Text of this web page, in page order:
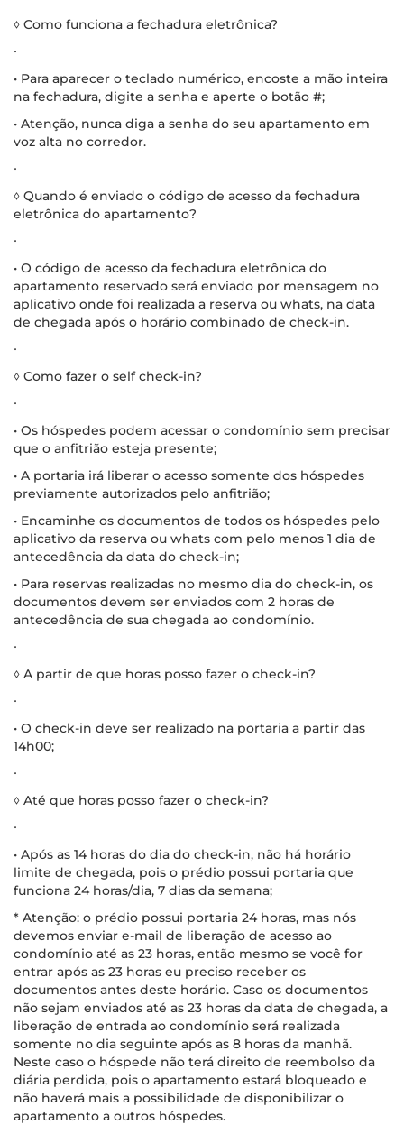
◊ Como funciona a fechadura eletrônica?
∙
• Para aparecer o teclado numérico, encoste a mão inteira
na fechadura, digite a senha e aperte o botão #;
• Atenção, nunca diga a senha do seu apartamento em
voz alta no corredor.
∙
◊ Quando é enviado o código de acesso da fechadura
eletrônica do apartamento?
∙
• O código de acesso da fechadura eletrônica do
apartamento reservado será enviado por mensagem no
aplicativo onde foi realizada a reserva ou whats, na data
de chegada após o horário combinado de check-in.
∙
◊ Como fazer o self check-in?
∙
• Os hóspedes podem acessar o condomínio sem precisar
que o anfitrião esteja presente;
• A portaria irá liberar o acesso somente dos hóspedes
previamente autorizados pelo anfitrião;
• Encaminhe os documentos de todos os hóspedes pelo
aplicativo da reserva ou whats com pelo menos 1 dia de
antecedência da data do check-in;
• Para reservas realizadas no mesmo dia do check-in, os
documentos devem ser enviados com 2 horas de
antecedência de sua chegada ao condomínio.
∙
◊ A partir de que horas posso fazer o check-in?
∙
• O check-in deve ser realizado na portaria a partir das
14h00;
∙
◊ Até que horas posso fazer o check-in?
∙
• Após as 14 horas do dia do check-in, não há horário
limite de chegada, pois o prédio possui portaria que
funciona 24 horas/dia, 7 dias da semana;
* Atenção: o prédio possui portaria 24 horas, mas nós
devemos enviar e-mail de liberação de acesso ao
condomínio até as 23 horas, então mesmo se você for
entrar após as 23 horas eu preciso receber os
documentos antes deste horário. Caso os documentos
não sejam enviados até as 23 horas da data de chegada, a
liberação de entrada ao condomínio será realizada
somente no dia seguinte após as 8 horas da manhã.
Neste caso o hóspede não terá direito de reembolso da
diária perdida, pois o apartamento estará bloqueado e
não haverá mais a possibilidade de disponibilizar o
apartamento a outros hóspedes.